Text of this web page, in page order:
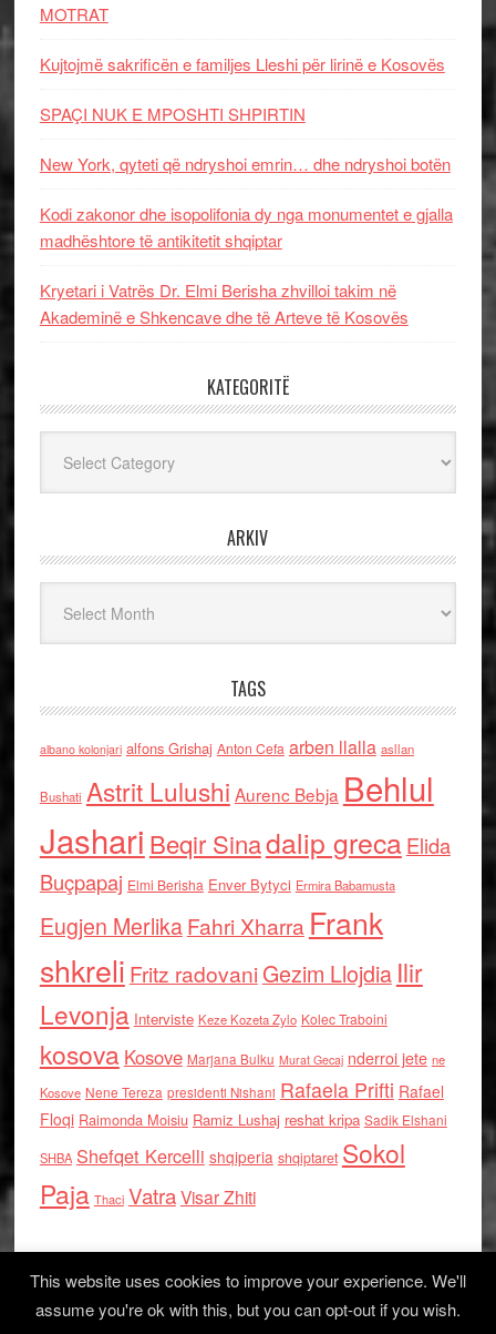
MOTRAT
Kujtojmë sakrificën e familjes Lleshi për lirinë e Kosovës
SPAÇI NUK E MPOSHTI SHPIRTIN
New York, qyteti që ndryshoi emrin… dhe ndryshoi botën
Kodi zakonor dhe isopolifonia dy nga monumentet e gjalla
madhështore të antikitetit shqiptar
Kryetari i Vatrës Dr. Elmi Berisha zhvilloi takim në
Akademinë e Shkencave dhe të Arteve të Kosovës
KATEGORITË
ARKIV
TAGS
albano kolonjari alfons Grishaj Anton Cefa arben llalla asllan
Bushati Astrit Lulushi Aurenc Bebja Behlul
Jashari Beqir Sinadalip grecaElida
Buçpapaj Elmi Berisha Enver Bytyci Ermira Babamusta
Eugjen MerlikaFahri Xharra Frank
shkreli Fritz radovaniGezim Llojdia Ilir
Levonja Interviste Keze Kozeta Zylo Kolec Traboini
kosova Kosove Marjana Bulku Murat Gecaj nderroi jete ne
Kosove Nene Tereza presidenti Nishani Rafaela Prifti Rafael
Floqi Raimonda Moisiu Ramiz Lushaj reshat kripa Sadik Elshani
SHBA Shefqet Kercelli shqiperia shqiptaret Sokol
Paja Thaci VatraVisar Zhiti
This website uses cookies to improve your experience. We'll
assume you're ok with this, but you can opt-out if you wish.